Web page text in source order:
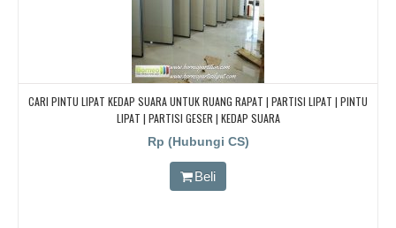
CARI PINTU LIPAT KEDAP SUARA UNTUK RUANG RAPAT | PARTISI LIPAT | PINTU
LIPAT | PARTISI GESER | KEDAP SUARA
Rp (Hubungi CS)
Beli